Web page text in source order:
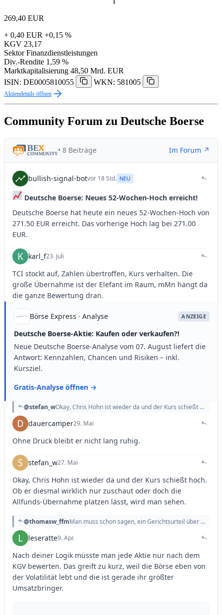
269,40 EUR
+ 0,40 EUR +0,15 %
KGV 23,17
Sektor Finanzdienstleistungen
Div.-Rendite 1,59 %
Marktkapitalisierung 48,50 Mrd. EUR
ISIN: DE0005810055
WKN: 581005
Aktiendetails öffnen
Community Forum zu Deutsche Boerse